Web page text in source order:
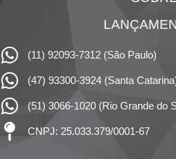
(11) 92093-7312 (São Paulo)
(47) 93300-3924 (Santa
(51) 3066-1020 (Rio Grande do
CNPJ: 25.033.379/0001-67